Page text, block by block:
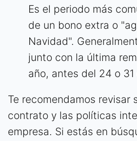
Es el periodo más
de un bono extra o
Navidad".
junto con la última
año, antes del 24 o
Te recomendamos revisar
contrato y las políticas
empresa. Si estás en